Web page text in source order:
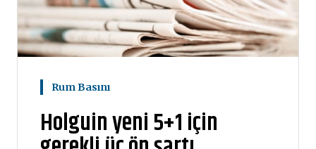
Rum Basını
Holguin yeni 5+1 için